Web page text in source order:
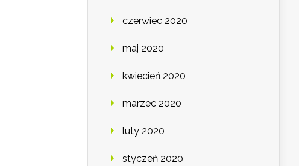
czerwiec 2020
maj 2020
kwiecień 2020
marzec 2020
luty 2020
styczeń 2020